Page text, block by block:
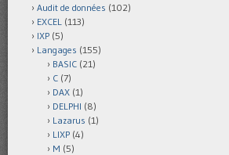
Audit de données (102)
EXCEL (113)
IXP (5)
Langages (155)
BASIC (21)
C (7)
DAX (1)
DELPHI (8)
Lazarus (1)
LIXP (4)
M (5)